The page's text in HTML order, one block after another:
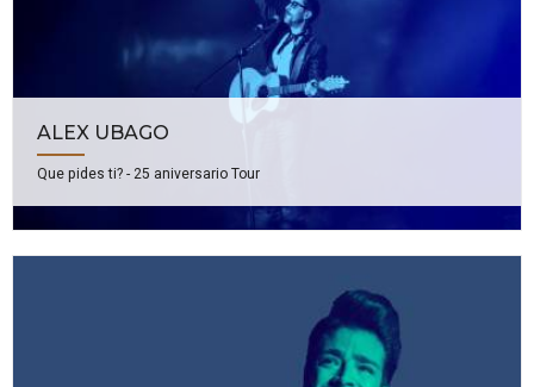
ALEX UBAGO
Que pides ti? - 25 aniversario Tour